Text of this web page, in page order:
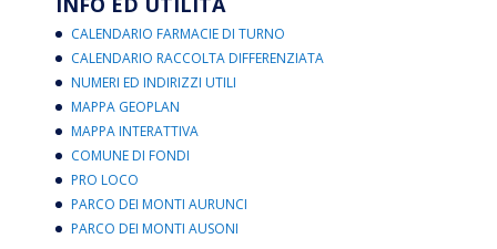
CALENDARIO FARMACIE DI TURNO
CALENDARIO RACCOLTA DIFFERENZIATA
NUMERI ED INDIRIZZI UTILI
MAPPA GEOPLAN
MAPPA INTERATTIVA
COMUNE DI FONDI
PRO LOCO
PARCO DEI MONTI AURUNCI
PARCO DEI MONTI AUSONI